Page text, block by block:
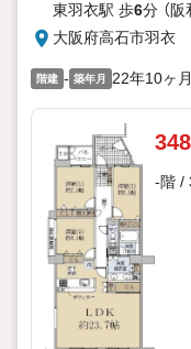
東羽衣駅 歩6分 （阪
大阪府高石市羽衣
階建 - 築年月 22年10ヶ月
-階 /